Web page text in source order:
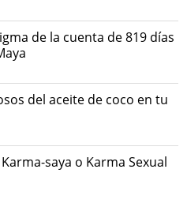
de la cuenta de 819 días
del aceite de coco en tu
saya o Karma Sexual